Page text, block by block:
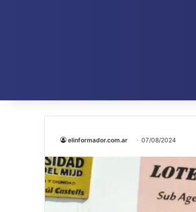
elinformador.com.ar 07/08/2024